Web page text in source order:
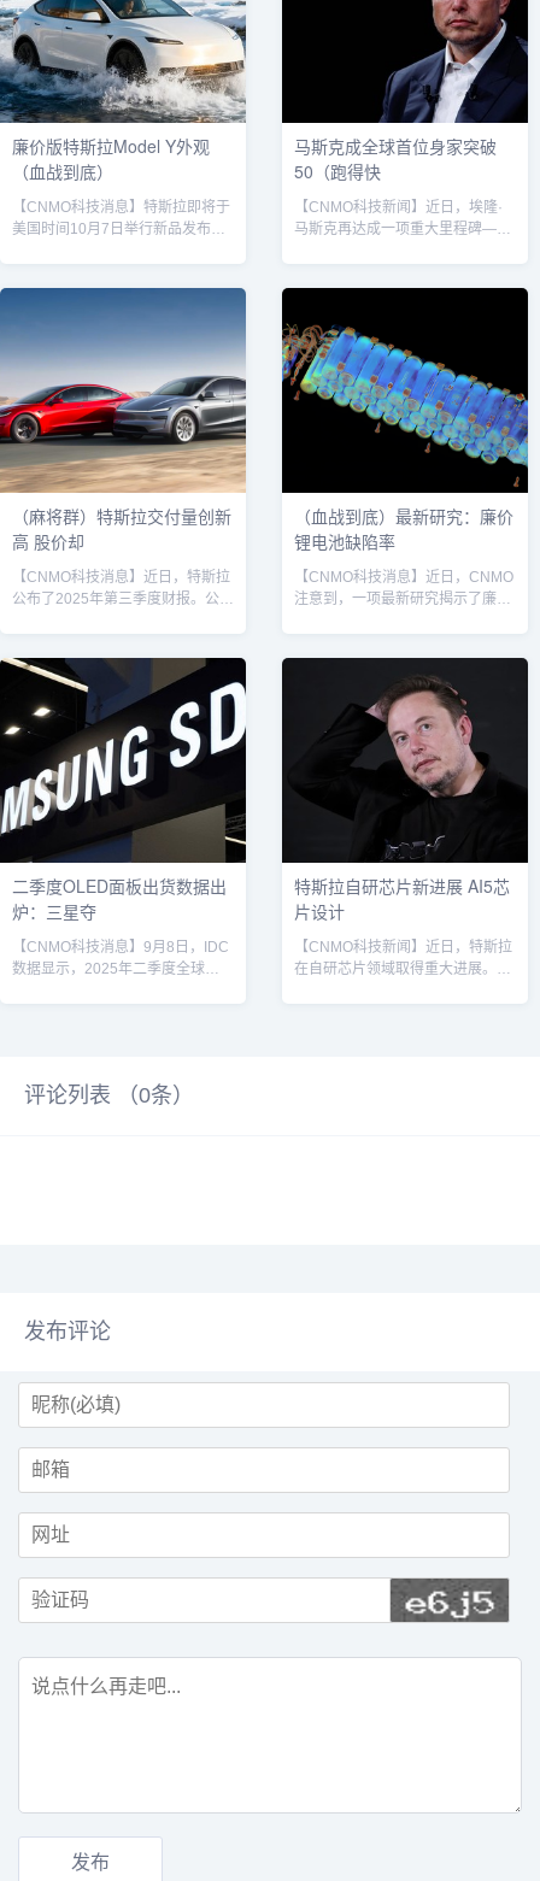
斯拉2025年第二季度全球交付量为
384,122辆，同比下降13.5%，创
下公司历史上最大的同比跌幅。其
中，美国市场交付量约为13万至
14.35...
道，李在镕持有七家三星关联公司
的股票，包括三星电子、三星物
产、三星生命、三星SDS、三星
E&A、三星火灾海上保险以及三星
电子优先股。其股票资产价值从今
廉价版特斯拉Model Y外观
（血战到底）
【CNMO科技消息】特斯拉即将于
美国时间10月7日举行新品发布
（Model Y Standard / 内部代号
码及配置信息已曝光，引发市场高
度关注。据披露，新车将定名为
“Model Y 标准款”，是特斯拉目前
售价最低的SUV车型，目标市场为
20万至30万元人民币区间。北...
马斯克成全球首位身家突破
50（跑得快
【CNMO科技新闻】近日，埃隆·
马斯克再达成一项重大里程碑——
12月成为首位身家超4000亿美元
里·埃里森高出1500亿美元。周
三，特斯拉股价上涨近4%，为马
斯克的财富新增约93亿美元，这源
于投资者持续看好马斯克“重新聚焦
主业”的前景。值得一提的是，自4
月马斯克在特斯拉财报电话会议上
（麻将群）特斯拉交付量创新
高 股价却
【CNMO科技消息】近日，特斯拉
公布了2025年第三季度财报。公布
7.4%，创下历史新高。然而，这份
业绩报告发布后，特斯拉股价当日
收盘却大跌5.11%，报收每股436
美元，总市值缩水至1.45万亿美
元。特斯拉Model 3和Model Y据
CNMO了解，特斯拉Model 3和
Model Y依然是销售主力，第三季
度交付481166辆，占总...
（血战到底）最新研究：廉价
锂电池缺陷率
【CNMO科技消息】近日，CNMO
注意到，一项最新研究揭示了廉价
电池存在严重制造缺陷。研究人员
通过X光对1000个18650锂电池进
行了深入分析，发现近8%的廉价
或假冒电池存在严重制造缺陷，可
能引发火灾。研究发现，关键缺陷
发生在负电极没有完全覆盖正电
极。这种错误的构造会导致正电极
边缘出现锂镀层，使电池不稳定并
促进短路。研究人员还发现，通...
二季度OLED面板出货数据出
炉：三星夺
【CNMO科技消息】9月8日，IDC
数据显示，2025年二季度全球
东方占比15%，排第二。具体来
特斯拉自研芯片新进展 AI5芯
片设计
【CNMO科技新闻】近日，特斯拉
在自研芯片领域取得重大进展。当
评论列表 （0条）
发布评论